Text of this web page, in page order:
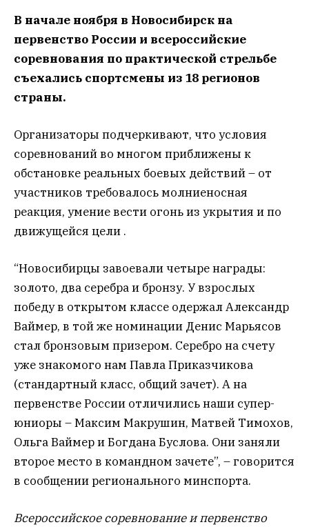
В начале ноября в Новосибирск на
первенство России и всероссийские
соревнования по практической стрельбе
съехались спортсмены из 18 регионов
страны.
Организаторы подчеркивают, что условия
соревнований во многом приближены к
обстановке реальных боевых действий – от
участников требовалось молниеносная
реакция, умение вести огонь из укрытия и по
движущейся цели .
“Новосибирцы завоевали четыре награды:
золото, два серебра и бронзу. У взрослых
победу в открытом классе одержал Александр
Ваймер, в той же номинации Денис Марьясов
стал бронзовым призером. Серебро на счету
уже знакомого нам Павла Приказчикова
(стандартный класс, общий зачет). А на
первенстве России отличились наши супер-
юниоры – Максим Макрушин, Матвей Тимохов,
Ольга Ваймер и Богдана Буслова. Они заняли
второе место в командном зачете”, – говорится
в сообщении регионального минспорта.
Всероссийское соревнование и первенство